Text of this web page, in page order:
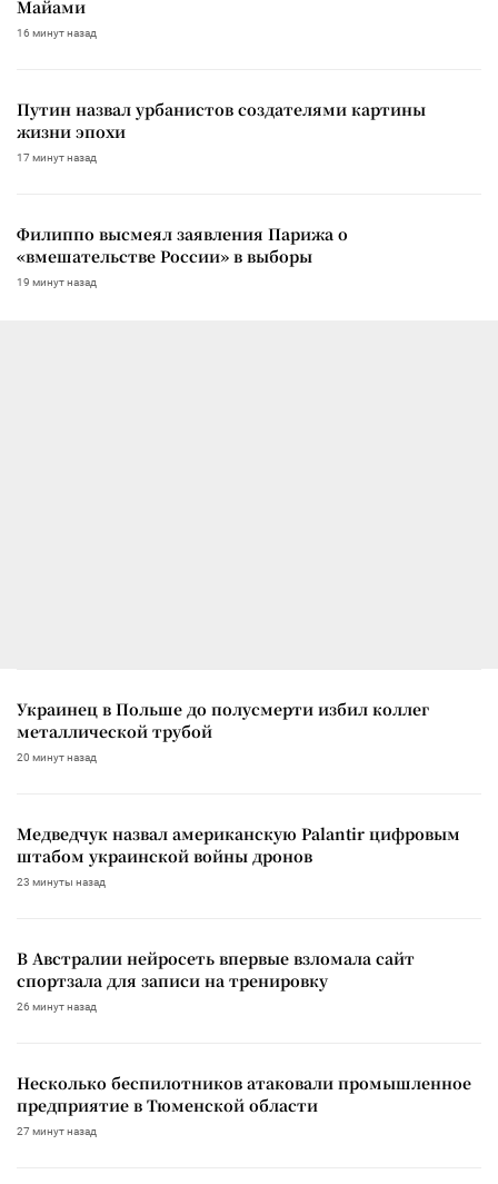
Майами
16 минут назад
Путин назвал урбанистов создателями картины
жизни эпохи
17 минут назад
Филиппо высмеял заявления Парижа о
«вмешательстве России» в выборы
19 минут назад
Украинец в Польше до полусмерти избил коллег
металлической трубой
20 минут назад
Медведчук назвал американскую Palantir цифровым
штабом украинской войны дронов
23 минуты назад
В Австралии нейросеть впервые взломала сайт
спортзала для записи на тренировку
26 минут назад
Несколько беспилотников атаковали промышленное
предприятие в Тюменской области
27 минут назад